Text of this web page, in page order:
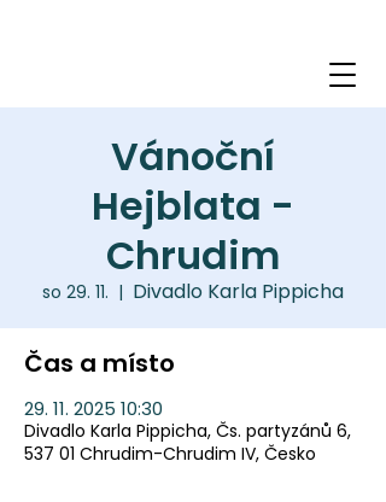
Vánoční
Hejblata -
Chrudim
so 29. 11.
  |
Divadlo Karla Pippicha
Čas a místo
29. 11. 2025 10:30
Divadlo Karla Pippicha, Čs. partyzánů 6,
537 01 Chrudim-Chrudim IV, Česko